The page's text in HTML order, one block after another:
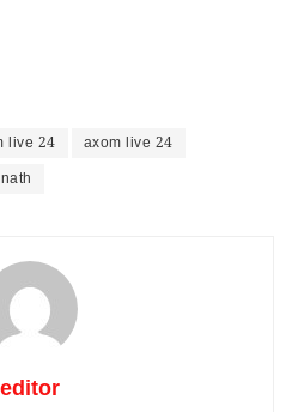
live 24
axom live 24
editor